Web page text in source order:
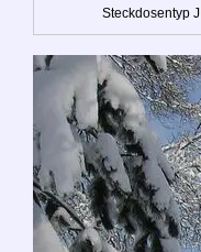
Steckdosentyp J